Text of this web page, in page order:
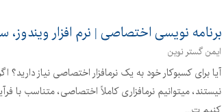
برنامه نویسی اختصاصی | نرم افزار ویندوز،
ایمن گستر نوین
آیا برای کسبوکار خود به یک نرمافزار اختصاصی نیاز دارید؟
نیستند، میتوانیم نرمافزاری کاملاً اختصاصی، متناسب با